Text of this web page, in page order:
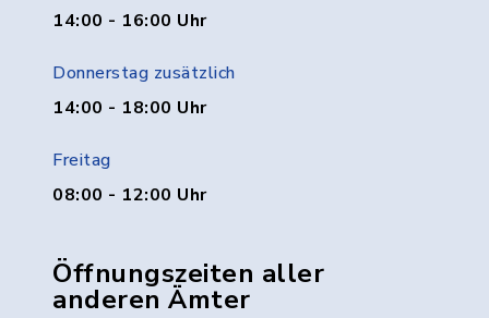
14:00 - 16:00 Uhr
Donnerstag zusätzlich
14:00 - 18:00 Uhr
Freitag
08:00 - 12:00 Uhr
Öffnungszeiten aller
anderen Ämter